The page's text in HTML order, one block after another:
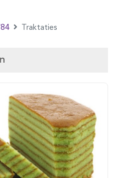
Traktaties